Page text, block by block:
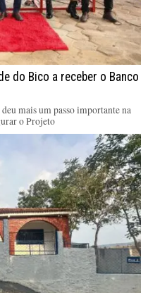
do Bico a receber o Banco
mais um passo importante na
o Projeto